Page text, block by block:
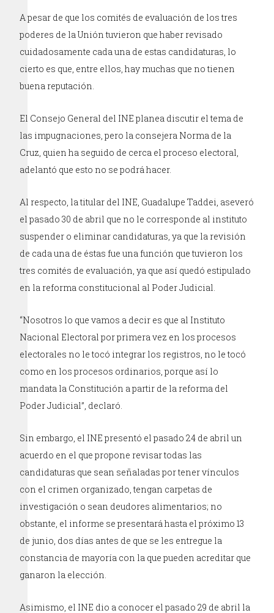
A pesar de que los comités de evaluación de los tres
poderes de la Unión tuvieron que haber revisado
cuidadosamente cada una de estas candidaturas, lo
cierto es que, entre ellos, hay muchas que no tienen
buena reputación.
El Consejo General del INE planea discutir el tema de
las impugnaciones, pero la consejera Norma de la
Cruz, quien ha seguido de cerca el proceso electoral,
adelantó que esto no se podrá hacer.
Al respecto, la titular del INE, Guadalupe Taddei, aseveró
el pasado 30 de abril que no le corresponde al instituto
suspender o eliminar candidaturas, ya que la revisión
de cada una de éstas fue una función que tuvieron los
tres comités de evaluación, ya que así quedó estipulado
en la reforma constitucional al Poder Judicial.
“Nosotros lo que vamos a decir es que al Instituto
Nacional Electoral por primera vez en los procesos
electorales no le tocó integrar los registros, no le tocó
como en los procesos ordinarios, porque así lo
mandata la Constitución a partir de la reforma del
Poder Judicial”, declaró.
Sin embargo, el INE presentó el pasado 24 de abril un
acuerdo en el que propone revisar todas las
candidaturas que sean señaladas por tener vínculos
con el crimen organizado, tengan carpetas de
investigación o sean deudores alimentarios; no
obstante, el informe se presentará hasta el próximo 13
de junio, dos días antes de que se les entregue la
constancia de mayoría con la que pueden acreditar que
ganaron la elección.
Asimismo, el INE dio a conocer el pasado 29 de abril la